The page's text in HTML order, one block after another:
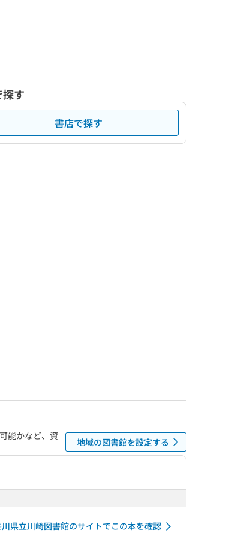
す
書店で探す
能かなど、資
地域の図書館を設定する
県立川崎図書館のサイトでこの本を確認